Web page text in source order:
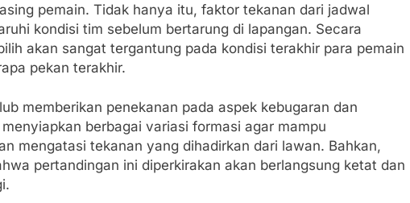
pemain. Tidak hanya itu, faktor tekanan dari jadwal
kondisi tim sebelum bertarung di lapangan. Secara
akan sangat tergantung pada kondisi terakhir para pemain
pekan terakhir.
memberikan penekanan pada aspek kebugaran dan
berbagai variasi formasi agar mampu
mengatasi tekanan yang dihadirkan dari lawan. Bahkan,
pertandingan ini diperkirakan akan berlangsung ketat dan